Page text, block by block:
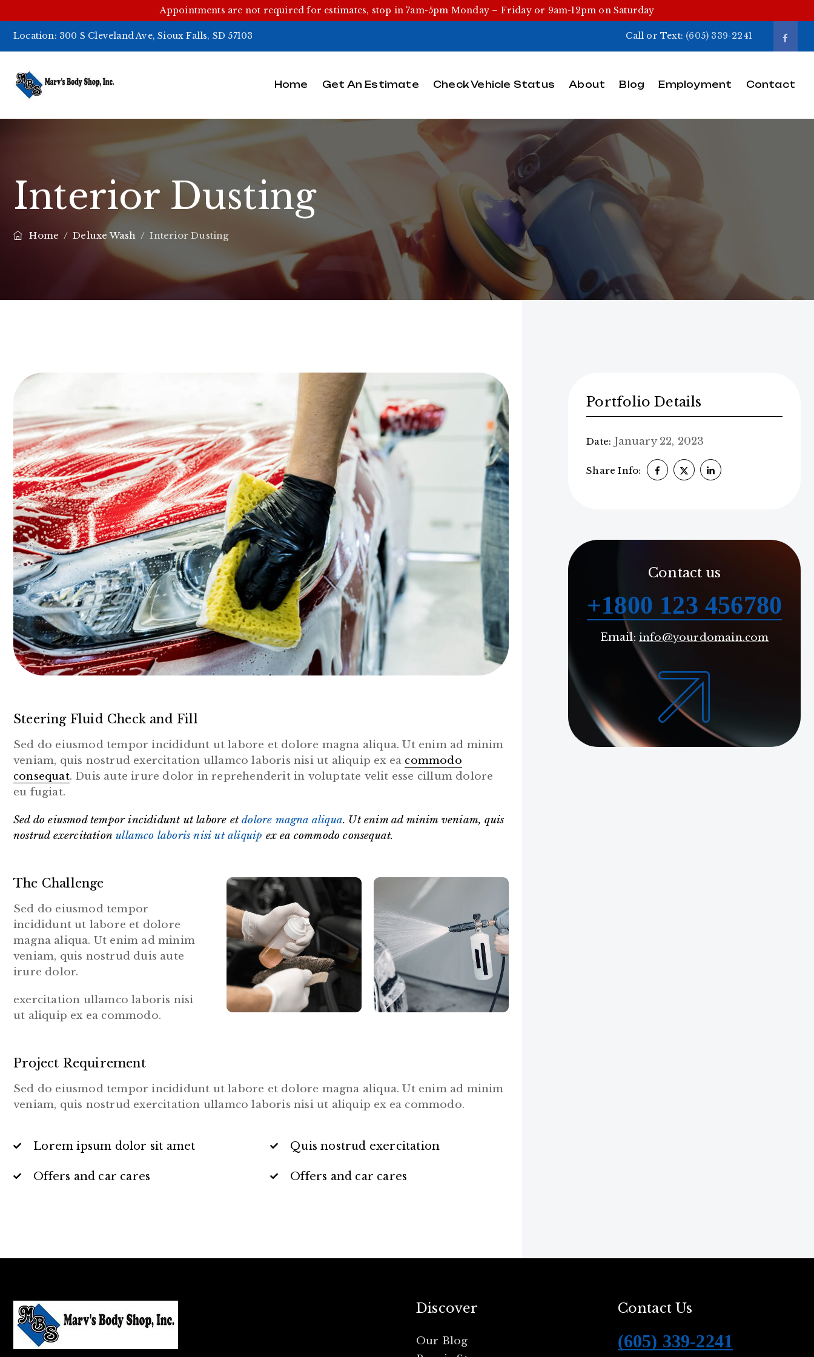
Appointments are not required for estimates, stop in 7am-5pm Monday – Friday or 9am-12pm on Saturday
Location: 300 S Cleveland Ave, Sioux Falls, SD 57103 Call or Text: (605) 339-2241
Home Get An Estimate Check Vehicle Status About Blog Employment Contact
Interior Dusting
Home /Deluxe Wash /Interior Dusting
Steering Fluid Check and Fill
Sed do eiusmod tempor incididunt ut labore et dolore magna aliqua. Ut enim ad minim
veniam, quis nostrud exercitation ullamco laboris nisi ut aliquip ex ea commodo
consequat. Duis aute irure dolor in reprehenderit in voluptate velit esse cillum dolore
eu fugiat.
Sed do eiusmod tempor incididunt ut labore etdolore magna aliqua. Ut enim ad minim veniam, quis
nostrud exercitationullamco laboris nisi ut aliquip ex ea commodo consequat.
The Challenge
Sed do eiusmod tempor
incididunt ut labore et dolore
magna aliqua. Ut enim ad minim
veniam, quis nostrud duis aute
irure dolor.
exercitation ullamco laboris nisi
ut aliquip ex ea commodo.
Project Requirement
Sed do eiusmod tempor incididunt ut labore et dolore magna aliqua. Ut enim ad minim
veniam, quis nostrud exercitation ullamco laboris nisi ut aliquip ex ea commodo.
Lorem ipsum dolor sit amet
Offers and car cares
Quis nostrud exercitation
Offers and car cares
Portfolio Details
Date: January 22, 2023
Share Info:
Contact us
+1800 123 456780
Email: info@yourdomain.com
Discover
Our Blog
Contact Us
(605) 339-2241